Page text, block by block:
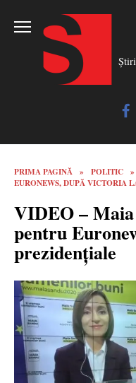
PRIMA PAGINĂ » POLITIC »
EURONEWS, DUPĂ VICTORIA
VIDEO –
pentru
prezidențiale